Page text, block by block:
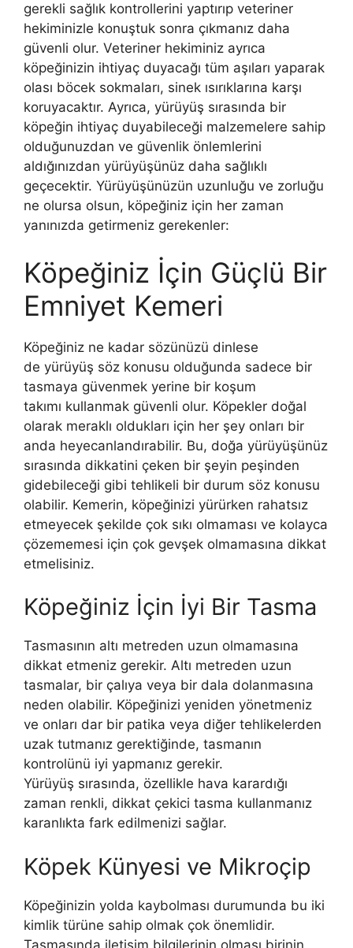
gerekli sağlık kontrollerini yaptırıp veteriner
hekiminizle konuştuk sonra çıkmanız daha
güvenli olur. Veteriner hekiminiz ayrıca
köpeğinizin ihtiyaç duyacağı tüm aşıları yaparak
olası böcek sokmaları, sinek ısırıklarına karşı
koruyacaktır. Ayrıca, yürüyüş sırasında bir
köpeğin ihtiyaç duyabileceği malzemelere sahip
olduğunuzdan ve güvenlik önlemlerini
aldığınızdan yürüyüşünüz daha sağlıklı
geçecektir. Yürüyüşünüzün uzunluğu ve zorluğu
ne olursa olsun, köpeğiniz için her zaman
yanınızda getirmeniz gerekenler:
Köpeğiniz İçin Güçlü Bir
Emniyet Kemeri
Köpeğiniz ne kadar sözünüzü dinlese
de yürüyüş söz konusu olduğunda sadece bir
tasmaya güvenmek yerine bir koşum
takımı kullanmak güvenli olur. Köpekler doğal
olarak meraklı oldukları için her şey onları bir
anda heyecanlandırabilir. Bu, doğa yürüyüşünüz
sırasında dikkatini çeken bir şeyin peşinden
gidebileceği gibi tehlikeli bir durum söz konusu
olabilir. Kemerin, köpeğinizi yürürken rahatsız
etmeyecek şekilde çok sıkı olmaması ve kolayca
çözememesi için çok gevşek olmamasına dikkat
etmelisiniz.
Köpeğiniz İçin İyi Bir Tasma
Tasmasının altı metreden uzun olmamasına
dikkat etmeniz gerekir. Altı metreden uzun
tasmalar, bir çalıya veya bir dala dolanmasına
neden olabilir. Köpeğinizi yeniden yönetmeniz
ve onları dar bir patika veya diğer tehlikelerden
uzak tutmanız gerektiğinde, tasmanın
kontrolünü iyi yapmanız gerekir.
Yürüyüş sırasında, özellikle hava karardığı
zaman renkli, dikkat çekici tasma kullanmanız
karanlıkta fark edilmenizi sağlar.
Köpek Künyesi ve Mikroçip
Köpeğinizin yolda kaybolması durumunda bu iki
kimlik türüne sahip olmak çok önemlidir.
Tasmasında iletişim bilgilerinin olması birinin